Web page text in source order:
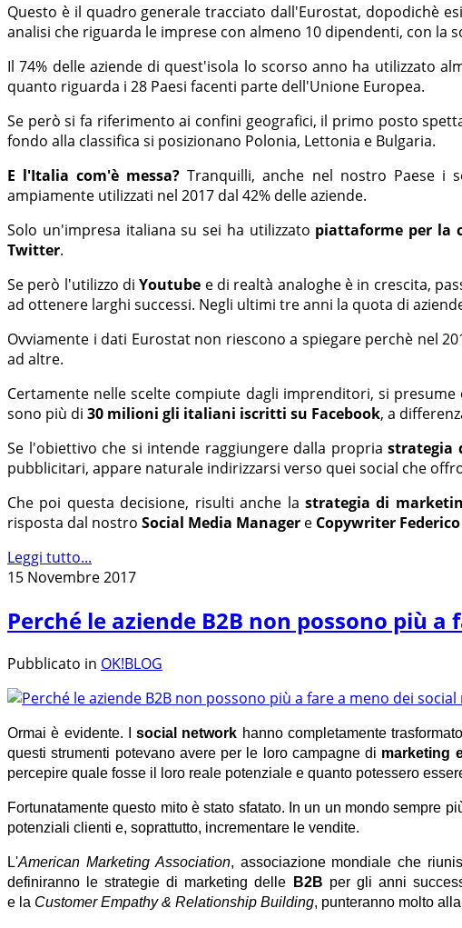
Questo è il quadro generale tracciato dall'Eurostat, dopodichè
analisi che riguarda le imprese con almeno 10 dipendenti, con la
Il 74% delle aziende di quest'isola lo scorso anno ha utilizzato
quanto riguarda i 28 Paesi facenti parte dell'Unione Europea.
Se però si fa riferimento ai confini geografici, il primo posto
fondo alla classifica si posizionano Polonia, Lettonia e Bulgaria.
E l'Italia com'è messa? Tranquilli, anche nel nostro Paese i
ampiamente utilizzati nel 2017 dal 42% delle aziende.
Solo un'impresa italiana su sei ha utilizzato piattaforme per la
Twitter.
Se però l'utilizzo diYoutube e di realtà analoghe è in crescita,
ad ottenere larghi successi. Negli ultimi tre anni la quota di
Ovviamente i dati Eurostat non riescono a spiegare perchè nel
ad altre.
Certamente nelle scelte compiute dagli imprenditori, si
sono più di 30 milioni gli italiani iscritti su Facebook, a
Se l'obiettivo che si intende raggiungere dalla propria strategia
pubblicitari, appare naturale indirizzarsi verso quei social che
Che poi questa decisione, risulti anche la strategia di
risposta dal nostro Social Media Manager e Copywriter
Leggi tutto...
15 Novembre 2017
Perché le aziende B2B non possono più
Pubblicato in OK!BLOG
Ormai è evidente. Isocial network hanno completamente
questi strumenti potevano avere per le loro campagne di marketing
percepire quale fosse il loro reale potenziale e quanto potessero
Fortunatamente questo mito è stato sfatato. In un un mondo sempre
potenziali clienti e, soprattutto, incrementare le vendite.
L'American Marketing Association, associazione mondiale che
definiranno lestrategie di marketing delle B2B per gli anni
e la Customer Empathy & Relationship Building, punteranno molto